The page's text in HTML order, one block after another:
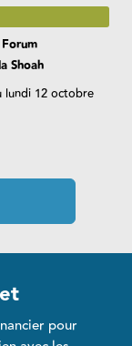
Shoah
lundi 12 octobre
pour